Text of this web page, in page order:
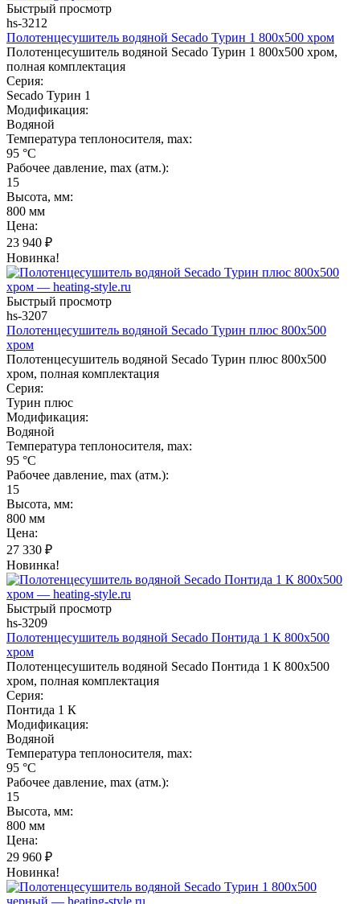
Быстрый просмотр
hs-3212
Полотенцесушитель водяной Secado Турин 1 800x500 хром
Полотенцесушитель водяной Secado Турин 1 800x500 хром,
полная комплектация
Серия:
Secado Турин 1
Модификация:
Водяной
Температура теплоносителя, max:
95 °C
Рабочее давление, max (атм.):
15
Высота, мм:
800 мм
Цена:
23 940 ₽
Новинка!
Быстрый просмотр
hs-3207
Полотенцесушитель водяной Secado Турин плюс 800x500
хром
Полотенцесушитель водяной Secado Турин плюс 800x500
хром, полная комплектация
Серия:
Турин плюс
Модификация:
Водяной
Температура теплоносителя, max:
95 °C
Рабочее давление, max (атм.):
15
Высота, мм:
800 мм
Цена:
27 330 ₽
Новинка!
Быстрый просмотр
hs-3209
Полотенцесушитель водяной Secado Понтида 1 К 800x500
хром
Полотенцесушитель водяной Secado Понтида 1 К 800x500
хром, полная комплектация
Серия:
Понтида 1 К
Модификация:
Водяной
Температура теплоносителя, max:
95 °C
Рабочее давление, max (атм.):
15
Высота, мм:
800 мм
Цена:
29 960 ₽
Новинка!